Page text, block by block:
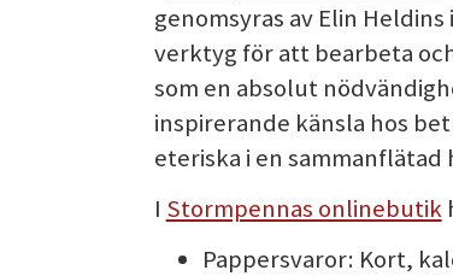
genomsyras av Elin
verktyg för att bearbeta
som en absolut
inspirerande känsla hos
eteriska i en
I Stormpennas onlinebutik
Pappersvaror: Kort,